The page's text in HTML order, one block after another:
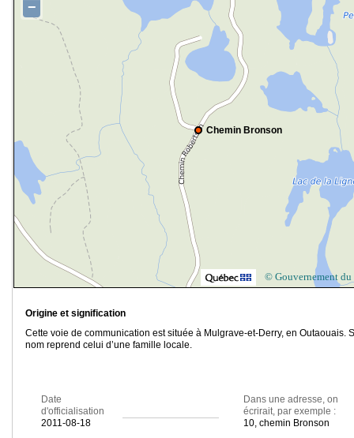
Chemin Bronson
−
© Gouvernement du
Origine et signification
Cette voie de communication est située à Mulgrave-et-Derry, en Outaouais.
nom reprend celui d’une famille locale.
Date
d'officialisation
2011-08-18
Dans une adresse, on
écrirait, par exemple :
10, chemin Bronson